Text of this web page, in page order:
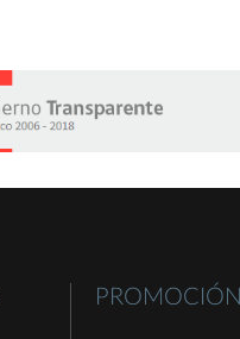
PROMOCIÓN